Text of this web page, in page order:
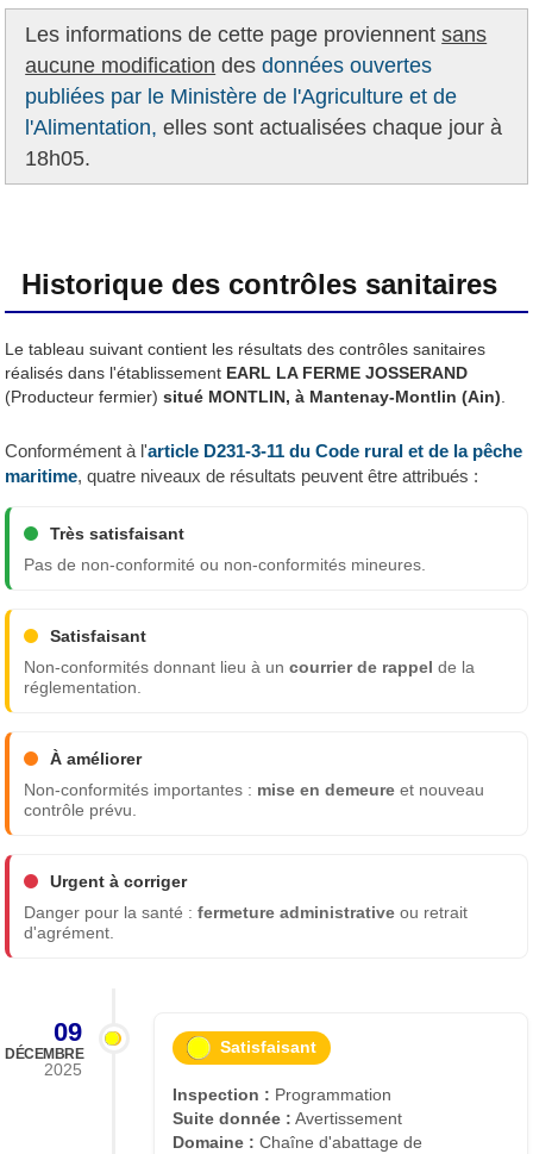
Les informations de cette page proviennentsans
aucune modification desdonnées ouvertes
publiées par le Ministère de l'Agriculture et de
l'Alimentation, elles sont actualisées chaque jour à
18h05.
Historique des contrôles sanitaires
Le tableau suivant contient les résultats des contrôles sanitaires
réalisés dans l'établissement EARL LA FERME JOSSERAND
(Producteur fermier) situé MONTLIN, à Mantenay-Montlin (Ain)
Conformément à l'article D231-3-11 du Code rural et de la pêche
maritime, quatre niveaux de résultats peuvent être attribués :
Très satisfaisant
Pas de non-conformité ou non-conformités mineures.
Satisfaisant
Non-conformités donnant lieu à uncourrier de rappel de la
réglementation.
À améliorer
Non-conformités importantes : mise en demeure et nouveau
contrôle prévu.
Urgent à corriger
Danger pour la santé :fermeture administrative ou retrait
d'agrément.
09
DÉCEMBRE
2025
Satisfaisant
Inspection : Programmation
Suite donnée : Avertissement
Domaine : Chaîne d'abattage de